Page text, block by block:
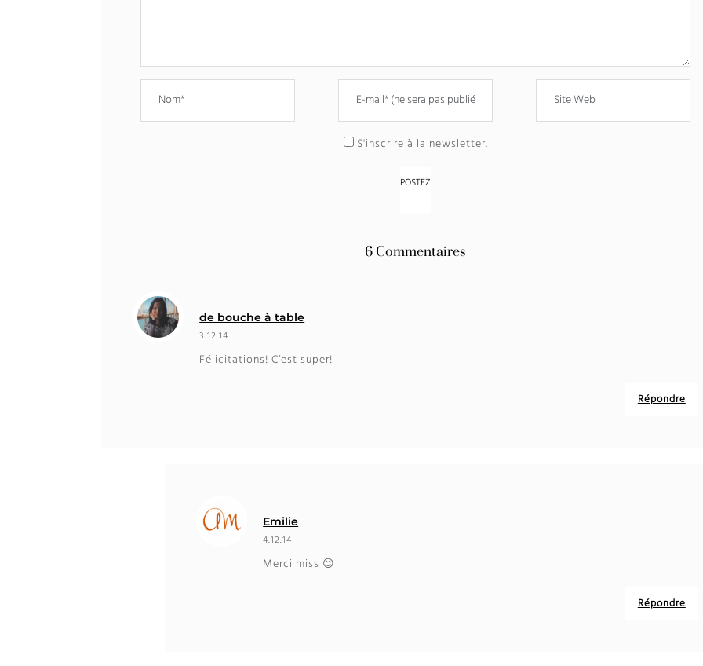
S'inscrire à la newsletter.
6 Commentaires
de bouche à table
3.12.14
Félicitations! C’est super!
Répondre
Emilie
4.12.14
Merci miss 😉
Répondre